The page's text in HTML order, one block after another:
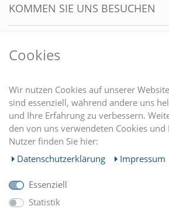
KOMMEN SIE UNS BESUCHEN
EINKAUFEN
MEIN KONTO
UNTERNEHMEN
Cookies
Wir nutzen Cookies auf unserer
sind essenziell, während andere uns
und Ihre Erfahrung zu verbessern.
den von uns verwendeten Cookies und
Nutzer finden Sie hier:
Daten­schutz­erklärung
Impressum
Essenziell
Statistik